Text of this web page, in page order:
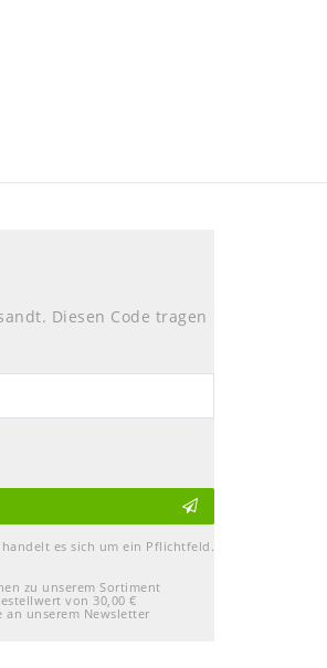
Diesen Code tragen
es sich um ein Pflichtfeld.
zu unserem Sortiment
von 30,00 €
unserem Newsletter